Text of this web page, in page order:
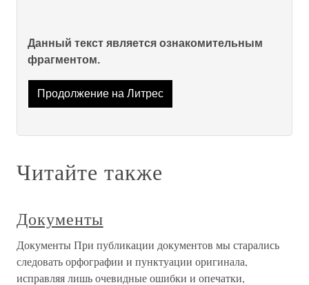
Данный текст является ознакомительным
фрагментом.
Продолжение на Литрес
Читайте также
Документы
Документы При публикации документов мы старались
следовать орфографии и пунктуации оригинала,
исправляя лишь очевидные ошибки и опечатки,